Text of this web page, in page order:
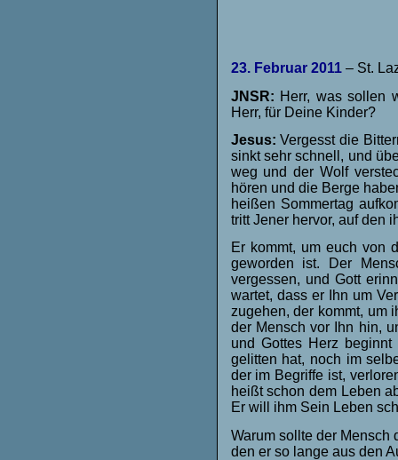
23. Februar 2011– St.
JNSR: Herr, was sollen
Herr, für Deine Kinder?
Jesus: Vergesst die
sinkt sehr schnell, und
weg und der Wolf
hören und die Berge
heißen Sommertag
tritt Jener hervor, auf den
Er kommt, um euch von
geworden ist. Der
vergessen, und Gott
wartet, dass er Ihn um
zugehen, der kommt, um
der Mensch vor Ihn hin,
und Gottes Herz
gelitten hat, noch im
der im Begriffe ist,
heißt schon dem Leben
Er will ihm Sein Leben
Warum sollte der Mensch
den er so lange aus den